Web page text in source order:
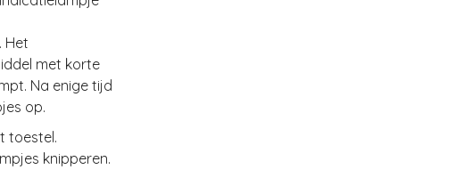
Het
met korte
Na enige tijd
op.
toestel.
knipperen.